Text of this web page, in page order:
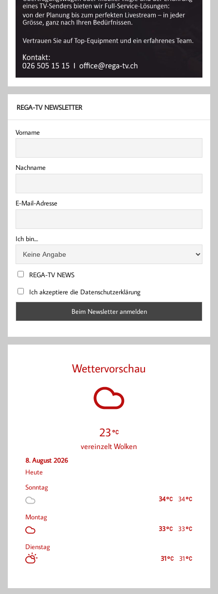
REGA-TV NEWSLETTER
Vorname
Nachname
E-Mail-Adresse
Ich bin....
REGA-TV NEWS
Ich akzeptiere die Datenschutzerklärung
Wettervorschau
23
vereinzelt Wolken
8. August 2026
Heute
Sonntag
34
34
Montag
33
33
Dienstag
31
31